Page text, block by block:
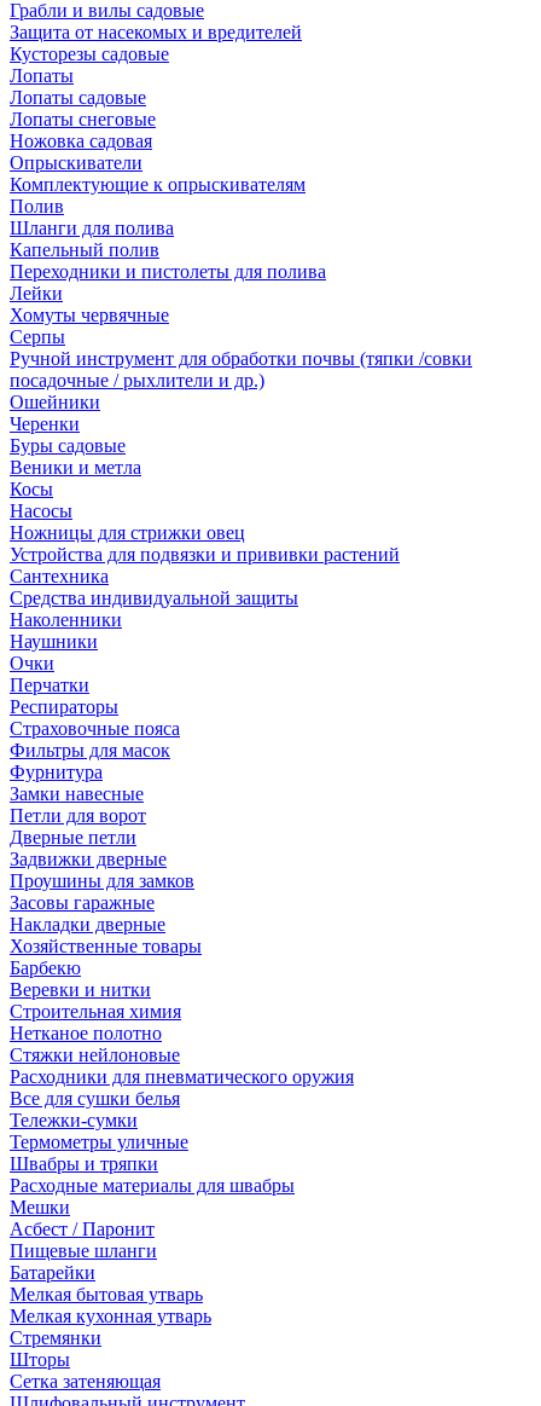
Грабли и вилы садовые
Защита от насекомых и вредителей
Кусторезы садовые
Лопаты
Лопаты садовые
Лопаты снеговые
Ножовка садовая
Опрыскиватели
Комплектующие к опрыскивателям
Полив
Шланги для полива
Капельный полив
Переходники и пистолеты для полива
Лейки
Хомуты червячные
Серпы
Ручной инструмент для обработки почвы (тяпки /совки
посадочные / рыхлители и др.)
Ошейники
Черенки
Буры садовые
Веники и метла
Косы
Насосы
Ножницы для стрижки овец
Устройства для подвязки и прививки растений
Сантехника
Средства индивидуальной защиты
Наколенники
Наушники
Очки
Перчатки
Респираторы
Страховочные пояса
Фильтры для масок
Фурнитура
Замки навесные
Петли для ворот
Дверные петли
Задвижки дверные
Проушины для замков
Засовы гаражные
Накладки дверные
Хозяйственные товары
Барбекю
Веревки и нитки
Строительная химия
Нетканое полотно
Стяжки нейлоновые
Расходники для пневматического оружия
Все для сушки белья
Тележки-сумки
Термометры уличные
Швабры и тряпки
Расходные материалы для швабры
Мешки
Асбест / Паронит
Пищевые шланги
Батарейки
Мелкая бытовая утварь
Мелкая кухонная утварь
Стремянки
Шторы
Сетка затеняющая